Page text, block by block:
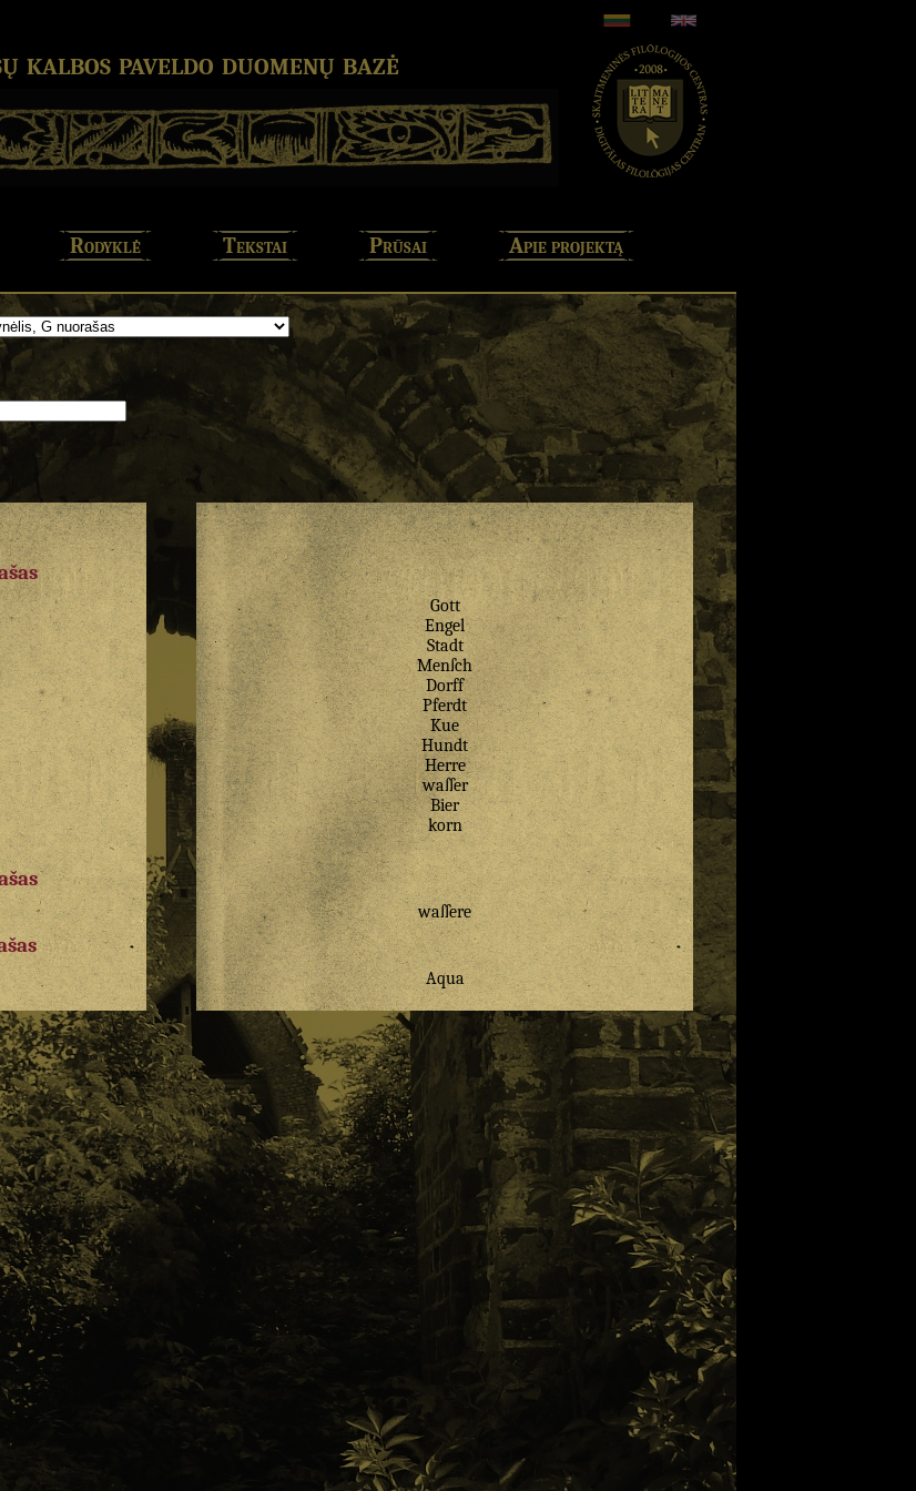
kalbos paveldo duomenų bazė
Rodyklė Tekstai Prūsai Apie projektą
Gott
Engel
Stadt
Menſch
Dorff
Pferdt
Kue
Hundt
Herre
waſſer
Bier
korn
waſſere
Aqua